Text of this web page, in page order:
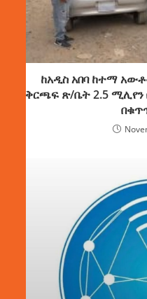
ከአዲስ አበባ ከተማ
ቅርጫፍ ጽ/ቤት 2.5 ሚሊየን